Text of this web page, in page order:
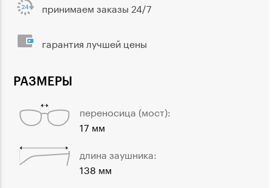
РАЗМЕРЫ
переносица (мост):
17 мм
длина заушника:
138 мм
принимаем заказы 24/7
гарантия лучшей цены